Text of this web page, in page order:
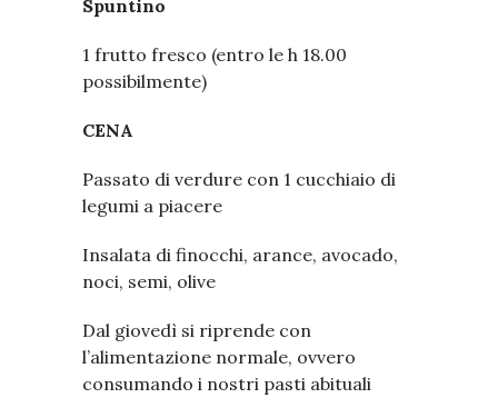
Spuntino
1 frutto fresco (entro le h 18.00
possibilmente)
CENA
Passato di verdure con 1 cucchiaio di
legumi a piacere
Insalata di finocchi, arance, avocado,
noci, semi, olive
Dal giovedì si riprende con
l’alimentazione normale, ovvero
consumando i nostri pasti abituali